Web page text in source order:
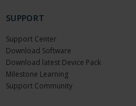
SUPPORT
Support Center
Download Software
Download latest Device Pack
Milestone Learning
Support Community